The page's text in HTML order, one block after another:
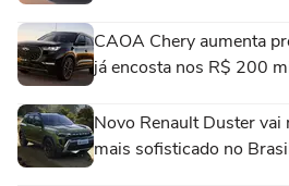
CAOA Chery aumenta
já encosta nos R$ 200
Novo Renault Duster
mais sofisticado no